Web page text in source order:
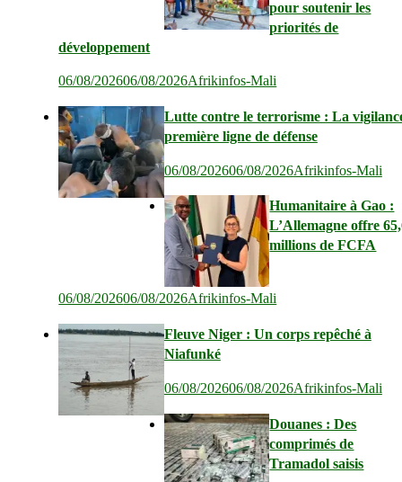
pour soutenir les
priorités de
développement
06/08/202606/08/2026Afrikinfos-Mali
Lutte contre le terrorisme : La
première ligne de défense
06/08/202606/08/2026Afrikinfos-Mali
Humanitaire à Gao :
L’Allemagne offre
millions de FCFA
06/08/202606/08/2026Afrikinfos-Mali
Fleuve Niger : Un corps repêché à
Niafunké
06/08/202606/08/2026Afrikinfos-Mali
Douanes : Des
comprimés de
Tramadol saisis